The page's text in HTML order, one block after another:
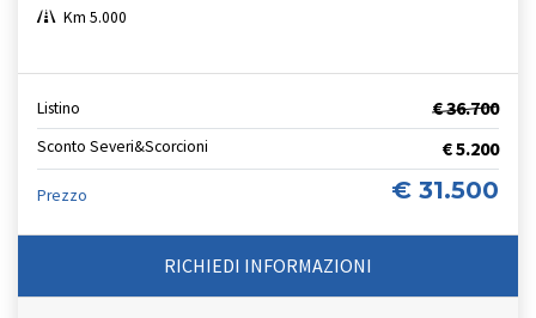
Km 5.000
Listino € 36.700
Sconto Severi&Scorcioni € 5.200
Prezzo € 31.500
RICHIEDI INFORMAZIONI